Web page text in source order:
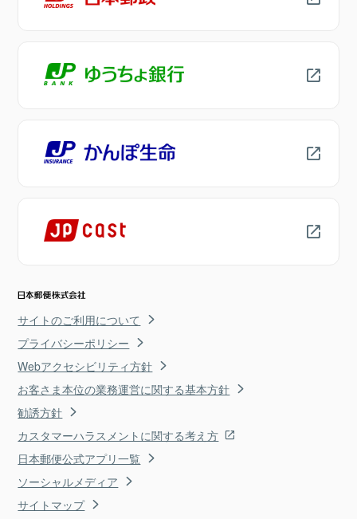
サイトのご利用について
プライバシーポリシー
Webアクセシビリティ方針
お客さま本位の業務運営に関する基本方針
勧誘方針
カスタマーハラスメントに関する考え方
日本郵便公式アプリ一覧
ソーシャルメディア
サイトマップ